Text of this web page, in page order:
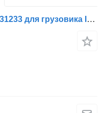
Амортизатор Sachs 471700131233 для грузовика IVECO